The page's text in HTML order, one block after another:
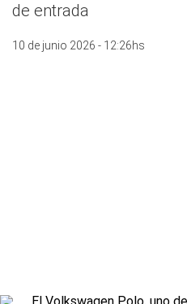
de entrada
10 de junio 2026 - 12:26hs